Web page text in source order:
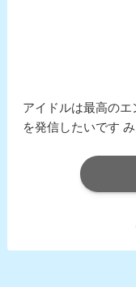
アイドルは最高の
を発信したいです